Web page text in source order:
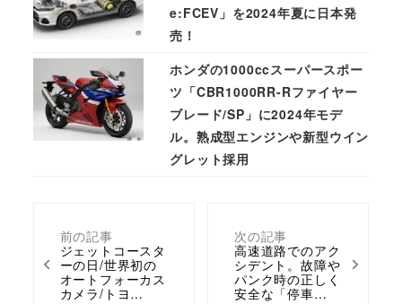
前の記事
ジェットコースタ
ーの日/世界初の
オートフォーカス
カメラ/トヨ…
次の記事
高速道路でのアク
シデント。故障や
パンク時の正しく
安全な「停車…
e:FCEV」を2024年夏に日本発
売！
ホンダの1000ccスーパースポー
ツ「CBR1000RR-Rファイヤー
ブレード/SP」に2024年モデ
ル。熟成型エンジンや新型ウイン
グレット採用